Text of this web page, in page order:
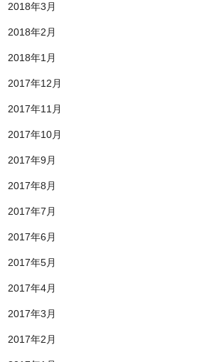
2018年3月
2018年2月
2018年1月
2017年12月
2017年11月
2017年10月
2017年9月
2017年8月
2017年7月
2017年6月
2017年5月
2017年4月
2017年3月
2017年2月